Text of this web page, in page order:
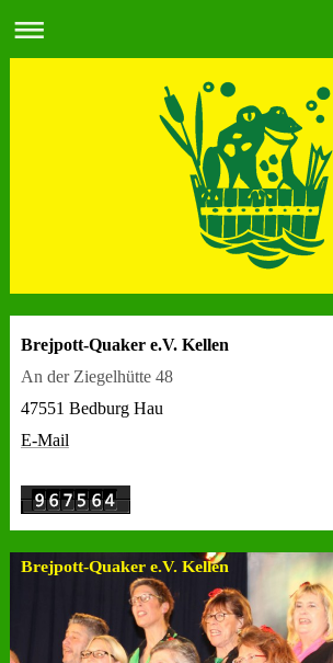
Brejpott-Quaker e.V. Kellen
An der Ziegelhütte 48
47551 Bedburg Hau
E-Mail
Brejpott-Quaker e.V. Kellen